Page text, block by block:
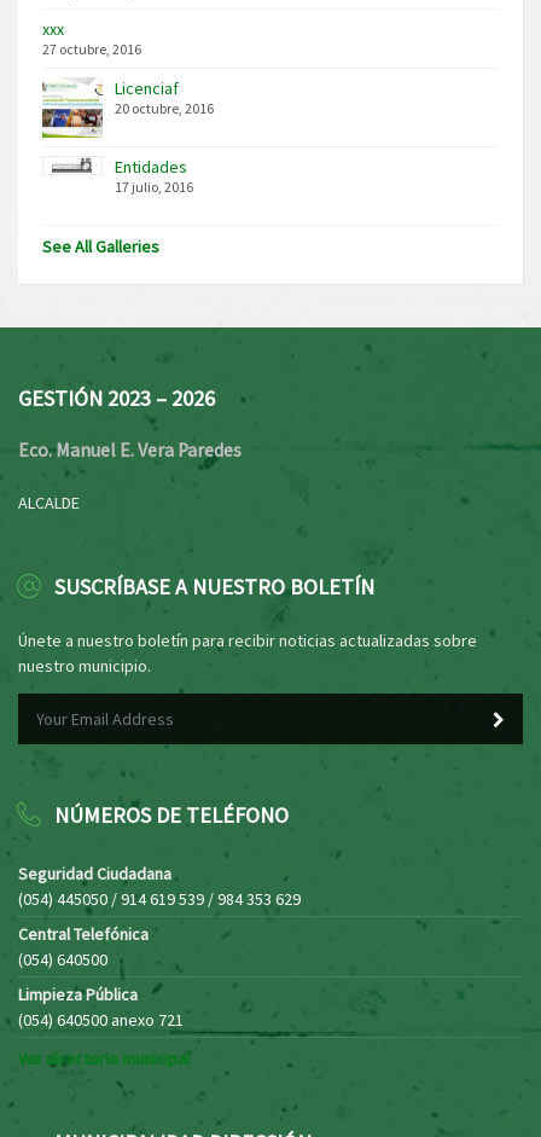
xxx
27 octubre, 2016
Licenciaf
20 octubre, 2016
Entidades
17 julio, 2016
See All Galleries
GESTIÓN 2023 – 2026
Eco. Manuel E. Vera Paredes
ALCALDE
SUSCRÍBASE A NUESTRO BOLETÍN
Únete a nuestro boletín para recibir noticias actualizadas sobre
nuestro municipio.
NÚMEROS DE TELÉFONO
Seguridad Ciudadana
(054) 445050 / 914 619 539 / 984 353 629
Central Telefónica
(054) 640500
Limpieza Pública
(054) 640500 anexo 721
Ver directorio municipal